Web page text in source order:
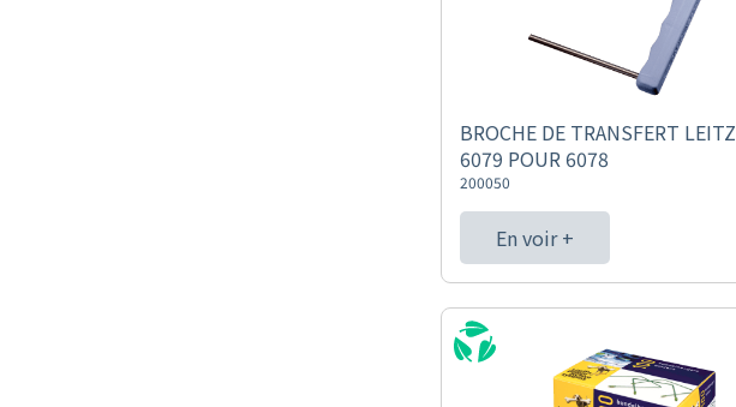
BROCHE DE TRANSFERT LEITZ
6079 POUR 6078
200050
En voir +